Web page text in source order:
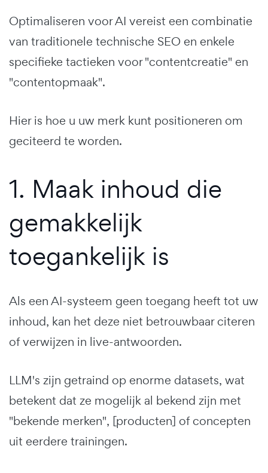
Optimaliseren voor AI vereist een combinatie
van traditionele technische SEO en enkele
specifieke tactieken voor "contentcreatie" en
"contentopmaak".
Hier is hoe u uw merk kunt positioneren om
geciteerd te worden.
1. Maak inhoud die
gemakkelijk
toegankelijk is
Als een AI-systeem geen toegang heeft tot uw
inhoud, kan het deze niet betrouwbaar citeren
of verwijzen in live-antwoorden.
LLM's zijn getraind op enorme datasets, wat
betekent dat ze mogelijk al bekend zijn met
"bekende merken", [producten] of concepten
uit eerdere trainingen.